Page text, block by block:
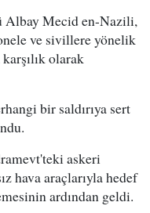
Albay Mecid en-Nazili,
ve sivillere yönelik
olarak
bir saldırıya sert
askeri
hava araçlarıyla hedef
ardından geldi.